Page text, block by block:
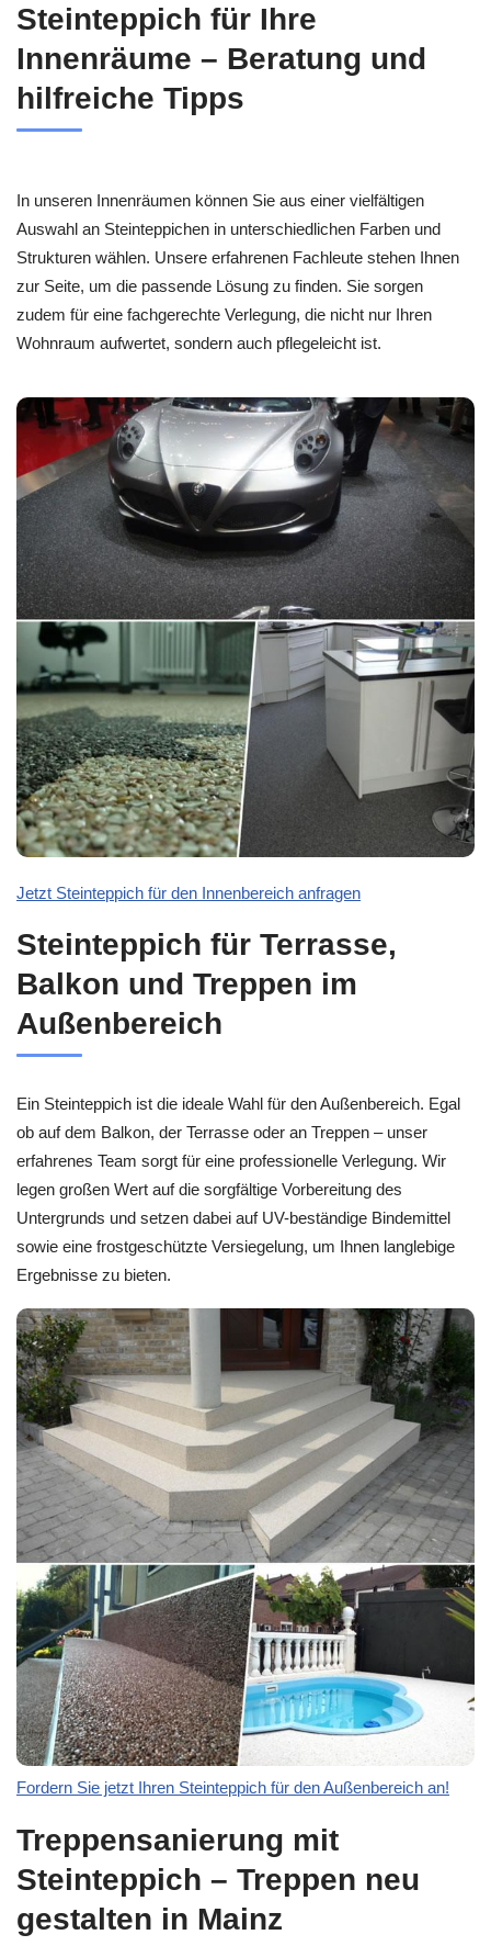
Steinteppich für Ihre
Innenräume – Beratung und
hilfreiche Tipps
In unseren Innenräumen können Sie aus einer vielfältigen
Auswahl an Steinteppichen in unterschiedlichen Farben und
Strukturen wählen. Unsere erfahrenen Fachleute stehen Ihnen
zur Seite, um die passende Lösung zu finden. Sie sorgen
zudem für eine fachgerechte Verlegung, die nicht nur Ihren
Wohnraum aufwertet, sondern auch pflegeleicht ist.
Jetzt Steinteppich für den Innenbereich anfragen
Steinteppich für Terrasse,
Balkon und Treppen im
Außenbereich
Ein Steinteppich ist die ideale Wahl für den Außenbereich. Egal
ob auf dem Balkon, der Terrasse oder an Treppen – unser
erfahrenes Team sorgt für eine professionelle Verlegung. Wir
legen großen Wert auf die sorgfältige Vorbereitung des
Untergrunds und setzen dabei auf UV-beständige Bindemittel
sowie eine frostgeschützte Versiegelung, um Ihnen langlebige
Ergebnisse zu bieten.
Fordern Sie jetzt Ihren Steinteppich für den Außenbereich an!
Treppensanierung mit
Steinteppich – Treppen neu
gestalten in Mainz